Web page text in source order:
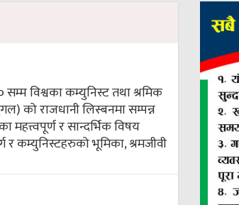
विश्वका कम्युनिस्ट तथा श्रमिक
को राजधानी लिस्बनमा सम्पन्न
र सान्दर्भिक विषय
र कम्युनिस्टहरुको भूमिका, श्रमजीवी